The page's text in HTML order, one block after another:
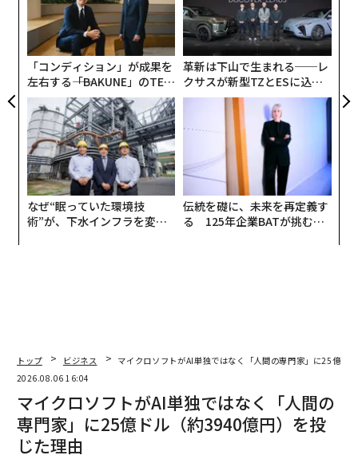
「コンディション」が成果を
左右する――「BAKUNE」のTEN
TIALが支える「挑戦者の明
日」
革新は下山で生まれる──レ
クサスが新型TZとESに込め
た「DISCOVER」の哲学
なぜ“眠っていた環境技
術”が、下水インフラを変え
伝統を礎に、未来を再定義す
る 125年企業BATが挑むス
トップ ビジネス
マイクロソフトがAI単独ではなく「人間の専門家」に25億ド
2026.08.06 16:04
マイクロソフトがAI単独ではなく「人間の
専門家」に25億ドル（約3940億円）を投
じた理由